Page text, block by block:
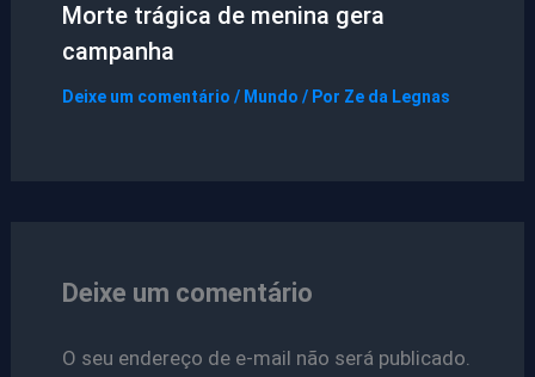
Morte trágica de menina gera
campanha
Deixe um comentário / Mundo / Por Ze da Legnas
Deixe um comentário
O seu endereço de e-mail não será publicado.